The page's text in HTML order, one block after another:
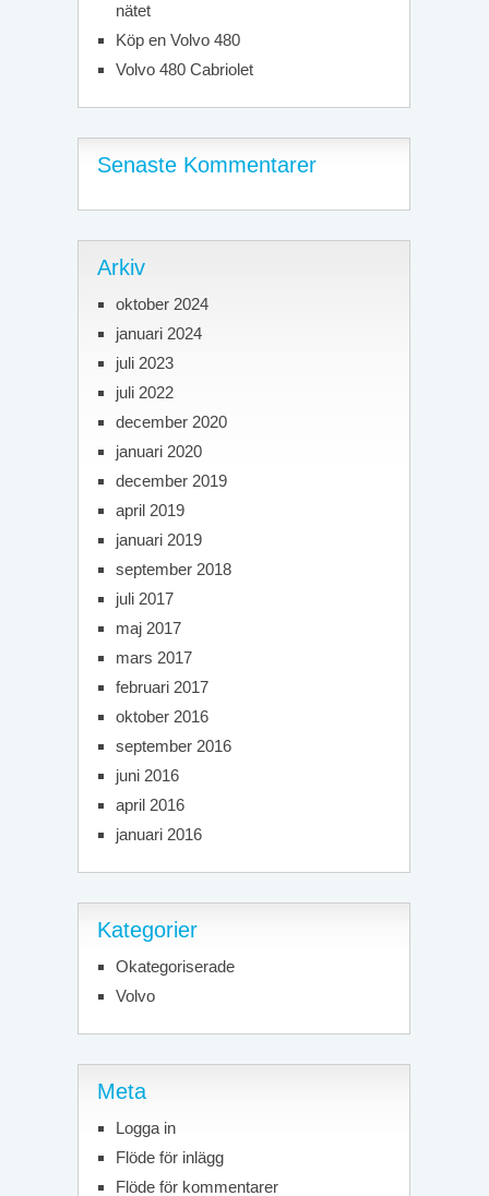
nätet
Köp en Volvo 480
Volvo 480 Cabriolet
Senaste Kommentarer
Arkiv
oktober 2024
januari 2024
juli 2023
juli 2022
december 2020
januari 2020
december 2019
april 2019
januari 2019
september 2018
juli 2017
maj 2017
mars 2017
februari 2017
oktober 2016
september 2016
juni 2016
april 2016
januari 2016
Kategorier
Okategoriserade
Volvo
Meta
Logga in
Flöde för inlägg
Flöde för kommentarer